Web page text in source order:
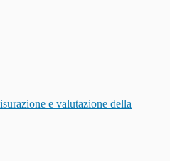
e valutazione della